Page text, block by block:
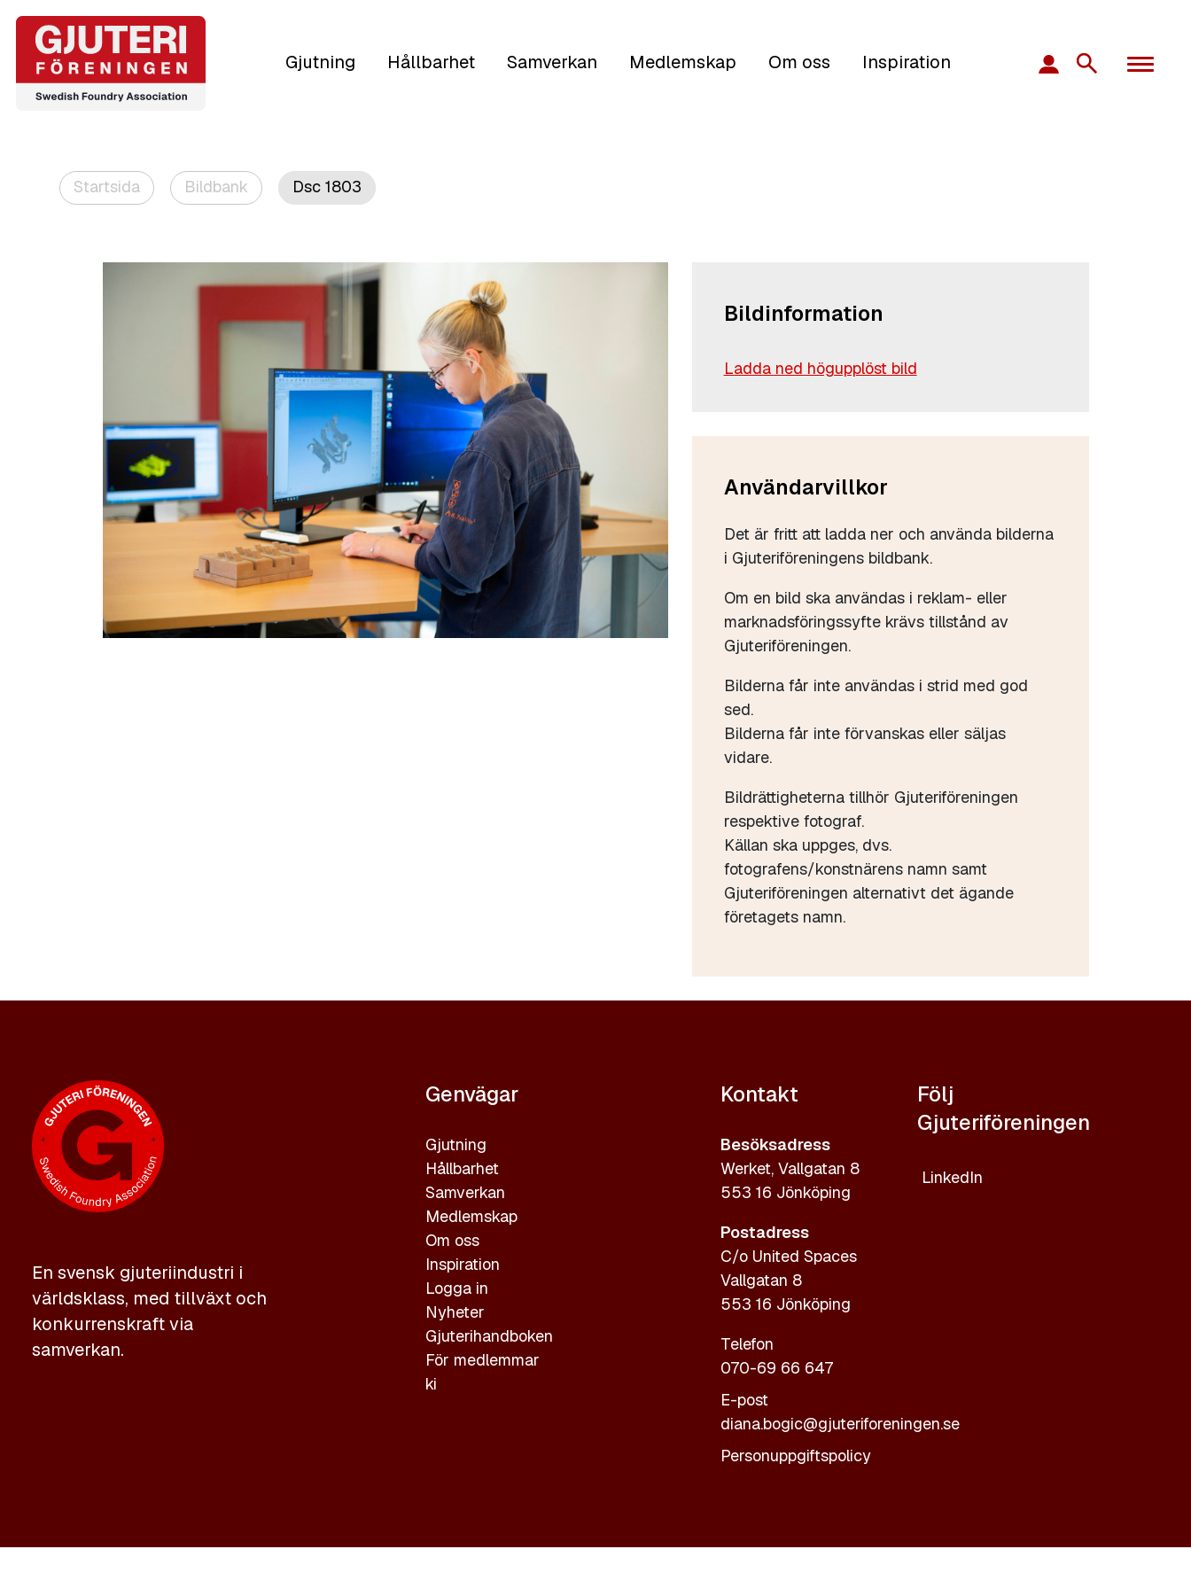
Gjutning Hållbarhet Samverkan Medlemskap Om oss Inspiration
Startsida Bildbank Dsc 1803
Bildinformation
Ladda ned högupplöst bild
Användarvillkor
Det är fritt att ladda ner och använda bilderna
i Gjuteriföreningens bildbank.
Om en bild ska användas i reklam- eller
marknadsföringssyfte krävs tillstånd av
Gjuteriföreningen.
Bilderna får inte användas i strid med god
sed.
Bilderna får inte förvanskas eller säljas
vidare.
Bildrättigheterna tillhör Gjuteriföreningen
respektive fotograf.
Källan ska uppges, dvs.
fotografens/konstnärens namn samt
Gjuteriföreningen alternativt det ägande
företagets namn.
En svensk gjuteriindustri i
världsklass, med tillväxt och
konkurrenskraft via
samverkan.
Genvägar
Gjutning
Hållbarhet
Samverkan
Medlemskap
Om oss
Inspiration
Logga in
Nyheter
Gjuterihandboken
För medlemmar
ki
Kontakt
Besöksadress
Werket, Vallgatan 8
553 16 Jönköping
Postadress
C/o United Spaces
Vallgatan 8
553 16 Jönköping
Telefon
070-69 66 647
E-post
diana.bogic@gjuteriforeningen.se
Personuppgiftspolicy
Följ
Gjuteriföreningen
LinkedIn